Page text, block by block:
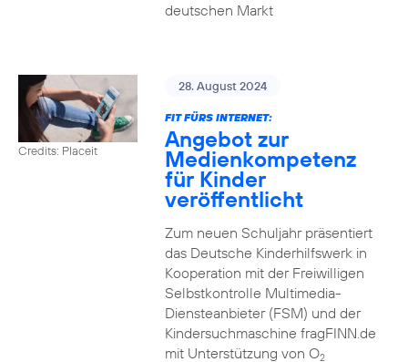
deutschen Markt
Credits: Placeit
28. August 2024
FIT FÜRS INTERNET:
Angebot zur
Medienkompetenz
für Kinder
veröffentlicht
Zum neuen Schuljahr präsentiert
das Deutsche Kinderhilfswerk in
Kooperation mit der Freiwilligen
Selbstkontrolle Multimedia-
Diensteanbieter (FSM) und der
Kindersuchmaschine fragFINN.de
mit Unterstützung von O2